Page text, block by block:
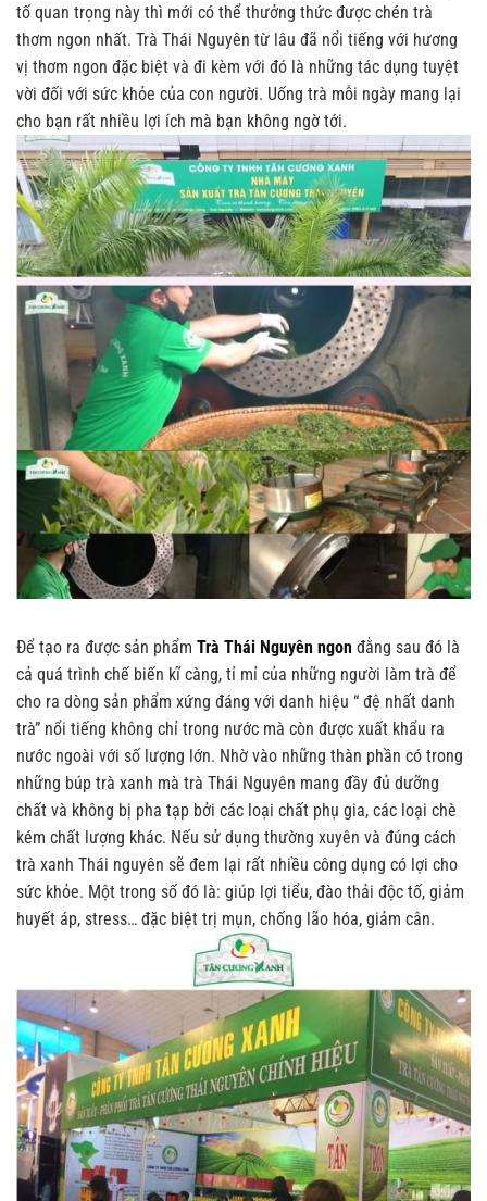
tố quan trọng này thì mới có thể thưởng thức được chén trà
thơm ngon nhất. Trà Thái Nguyên từ lâu đã nổi tiếng với hương
vị thơm ngon đặc biệt và đi kèm với đó là những tác dụng tuyệt
vời đối với sức khỏe của con người. Uống trà mỗi ngày mang lại
cho bạn rất nhiều lợi ích mà bạn không ngờ tới.
Để tạo ra được sản phẩm Trà Thái Nguyên ngon đằng sau đó là
cả quá trình chế biến kĩ càng, tỉ mỉ của những người làm trà để
cho ra dòng sản phẩm xứng đáng với danh hiệu “ đệ nhất danh
trà” nổi tiếng không chỉ trong nước mà còn được xuất khẩu ra
nước ngoài với số lượng lớn. Nhờ vào những thàn phần có trong
những búp trà xanh mà trà Thái Nguyên mang đầy đủ dưỡng
chất và không bị pha tạp bởi các loại chất phụ gia, các loại chè
kém chất lượng khác. Nếu sử dụng thường xuyên và đúng cách
trà xanh Thái nguyên sẽ đem lại rất nhiều công dụng có lợi cho
sức khỏe. Một trong số đó là: giúp lợi tiểu, đào thải độc tố, giảm
huyết áp, stress… đặc biệt trị mụn, chống lão hóa, giảm cân.